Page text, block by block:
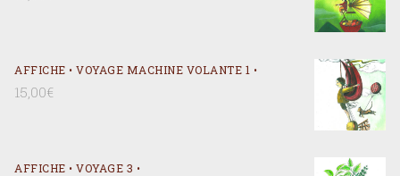
AFFICHE • VOYAGE MACHINE VOLANTE 1 •
15,00€
AFFICHE • VOYAGE 3 •